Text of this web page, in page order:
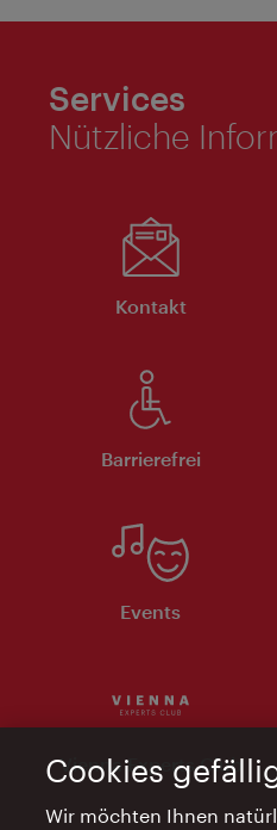
Services
Nützliche
Kontakt
Barrierefrei
Events
Vienna Experts Club
Cookies
Wir möchten Ihnen